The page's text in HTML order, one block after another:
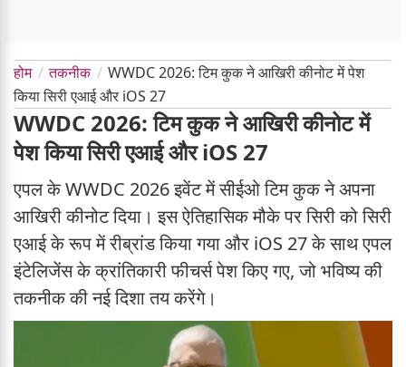
होम तकनीक
WWDC 2026: टिम कुक ने आखिरी कीनोट में पेश
किया सिरी एआई और iOS 27
WWDC 2026: टिम कुक ने आखिरी कीनोट में
पेश किया सिरी एआई और iOS 27
एपल के WWDC 2026 इवेंट में सीईओ टिम कुक ने अपना
आखिरी कीनोट दिया। इस ऐतिहासिक मौके पर सिरी को सिरी
एआई के रूप में रीब्रांड किया गया और iOS 27 के साथ एपल
इंटेलिजेंस के क्रांतिकारी फीचर्स पेश किए गए, जो भविष्य की
तकनीक की नई दिशा तय करेंगे।